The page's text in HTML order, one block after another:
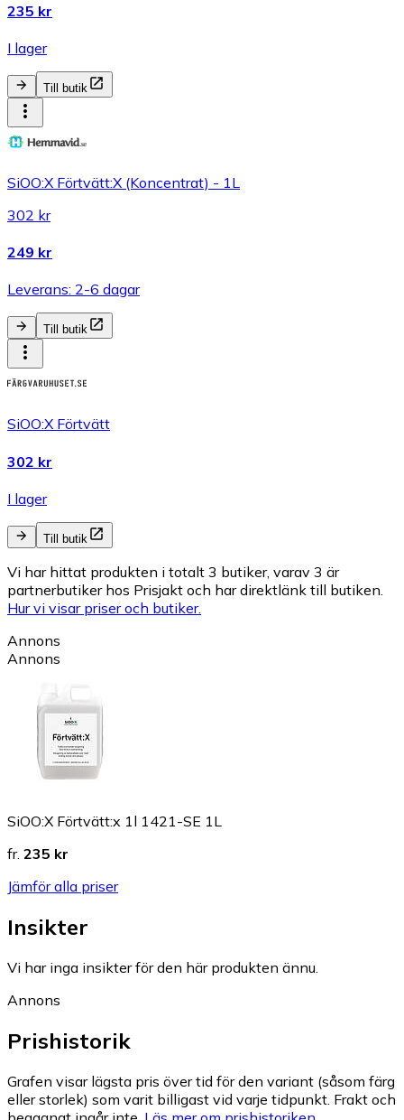
235 kr
I lager
Till butik
SiOO:X Förtvätt:X (Koncentrat) - 1L
302 kr
249 kr
Leverans: 2-6 dagar
Till butik
SiOO:X Förtvätt
302 kr
I lager
Till butik
Vi har hittat produkten i totalt 3 butiker, varav 3 är
partnerbutiker hos Prisjakt och har direktlänk till butiken.
Hur vi visar priser och butiker.
Annons
Annons
SiOO:X Förtvätt:x 1l 1421-SE 1L
fr. 235 kr
Jämför alla priser
Insikter
Vi har inga insikter för den här produkten ännu.
Annons
Prishistorik
Grafen visar lägsta pris över tid för den variant (såsom färg
eller storlek) som varit billigast vid varje tidpunkt. Frakt och